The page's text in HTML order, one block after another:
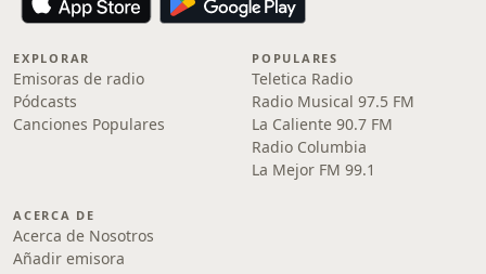
EXPLORAR
Emisoras de radio
Pódcasts
Canciones Populares
POPULARES
Teletica Radio
Radio Musical 97.5 FM
La Caliente 90.7 FM
Radio Columbia
La Mejor FM 99.1
ACERCA DE
Acerca de Nosotros
Añadir emisora